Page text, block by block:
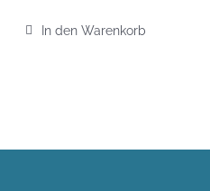
In den Warenkorb